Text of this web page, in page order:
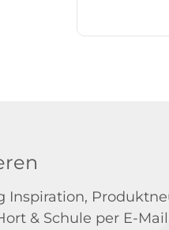
Inspiration,
& Schule per E-